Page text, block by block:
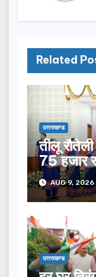
Related
उत्तराखण्ड
तीलू
75 हजार
AUG 9, 2026
उत्तराखण्ड